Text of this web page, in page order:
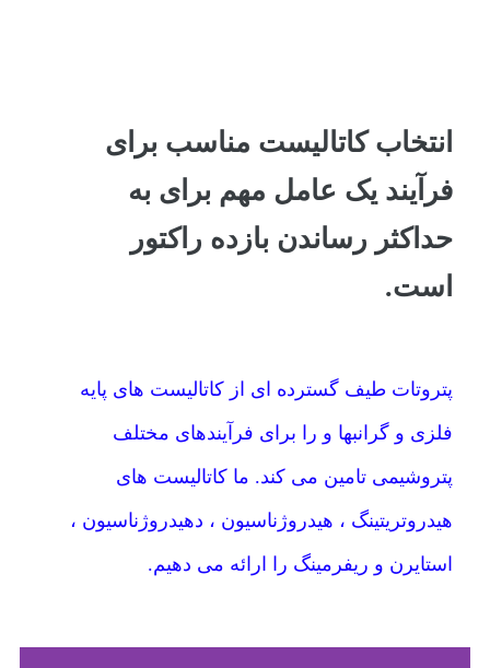
انتخاب کاتالیست مناسب برای
فرآیند یک عامل مهم برای به
حداکثر رساندن بازده راکتور
است.
پتروتات طیف گسترده ای از کاتالیست های پایه
فلزی و گرانبها و را برای فرآیندهای مختلف
پتروشیمی تامین می کند. ما کاتالیست های
هیدروتریتینگ ، هیدروژناسیون ، دهیدروژناسیون ،
استایرن و ریفرمینگ را ارائه می دهیم.